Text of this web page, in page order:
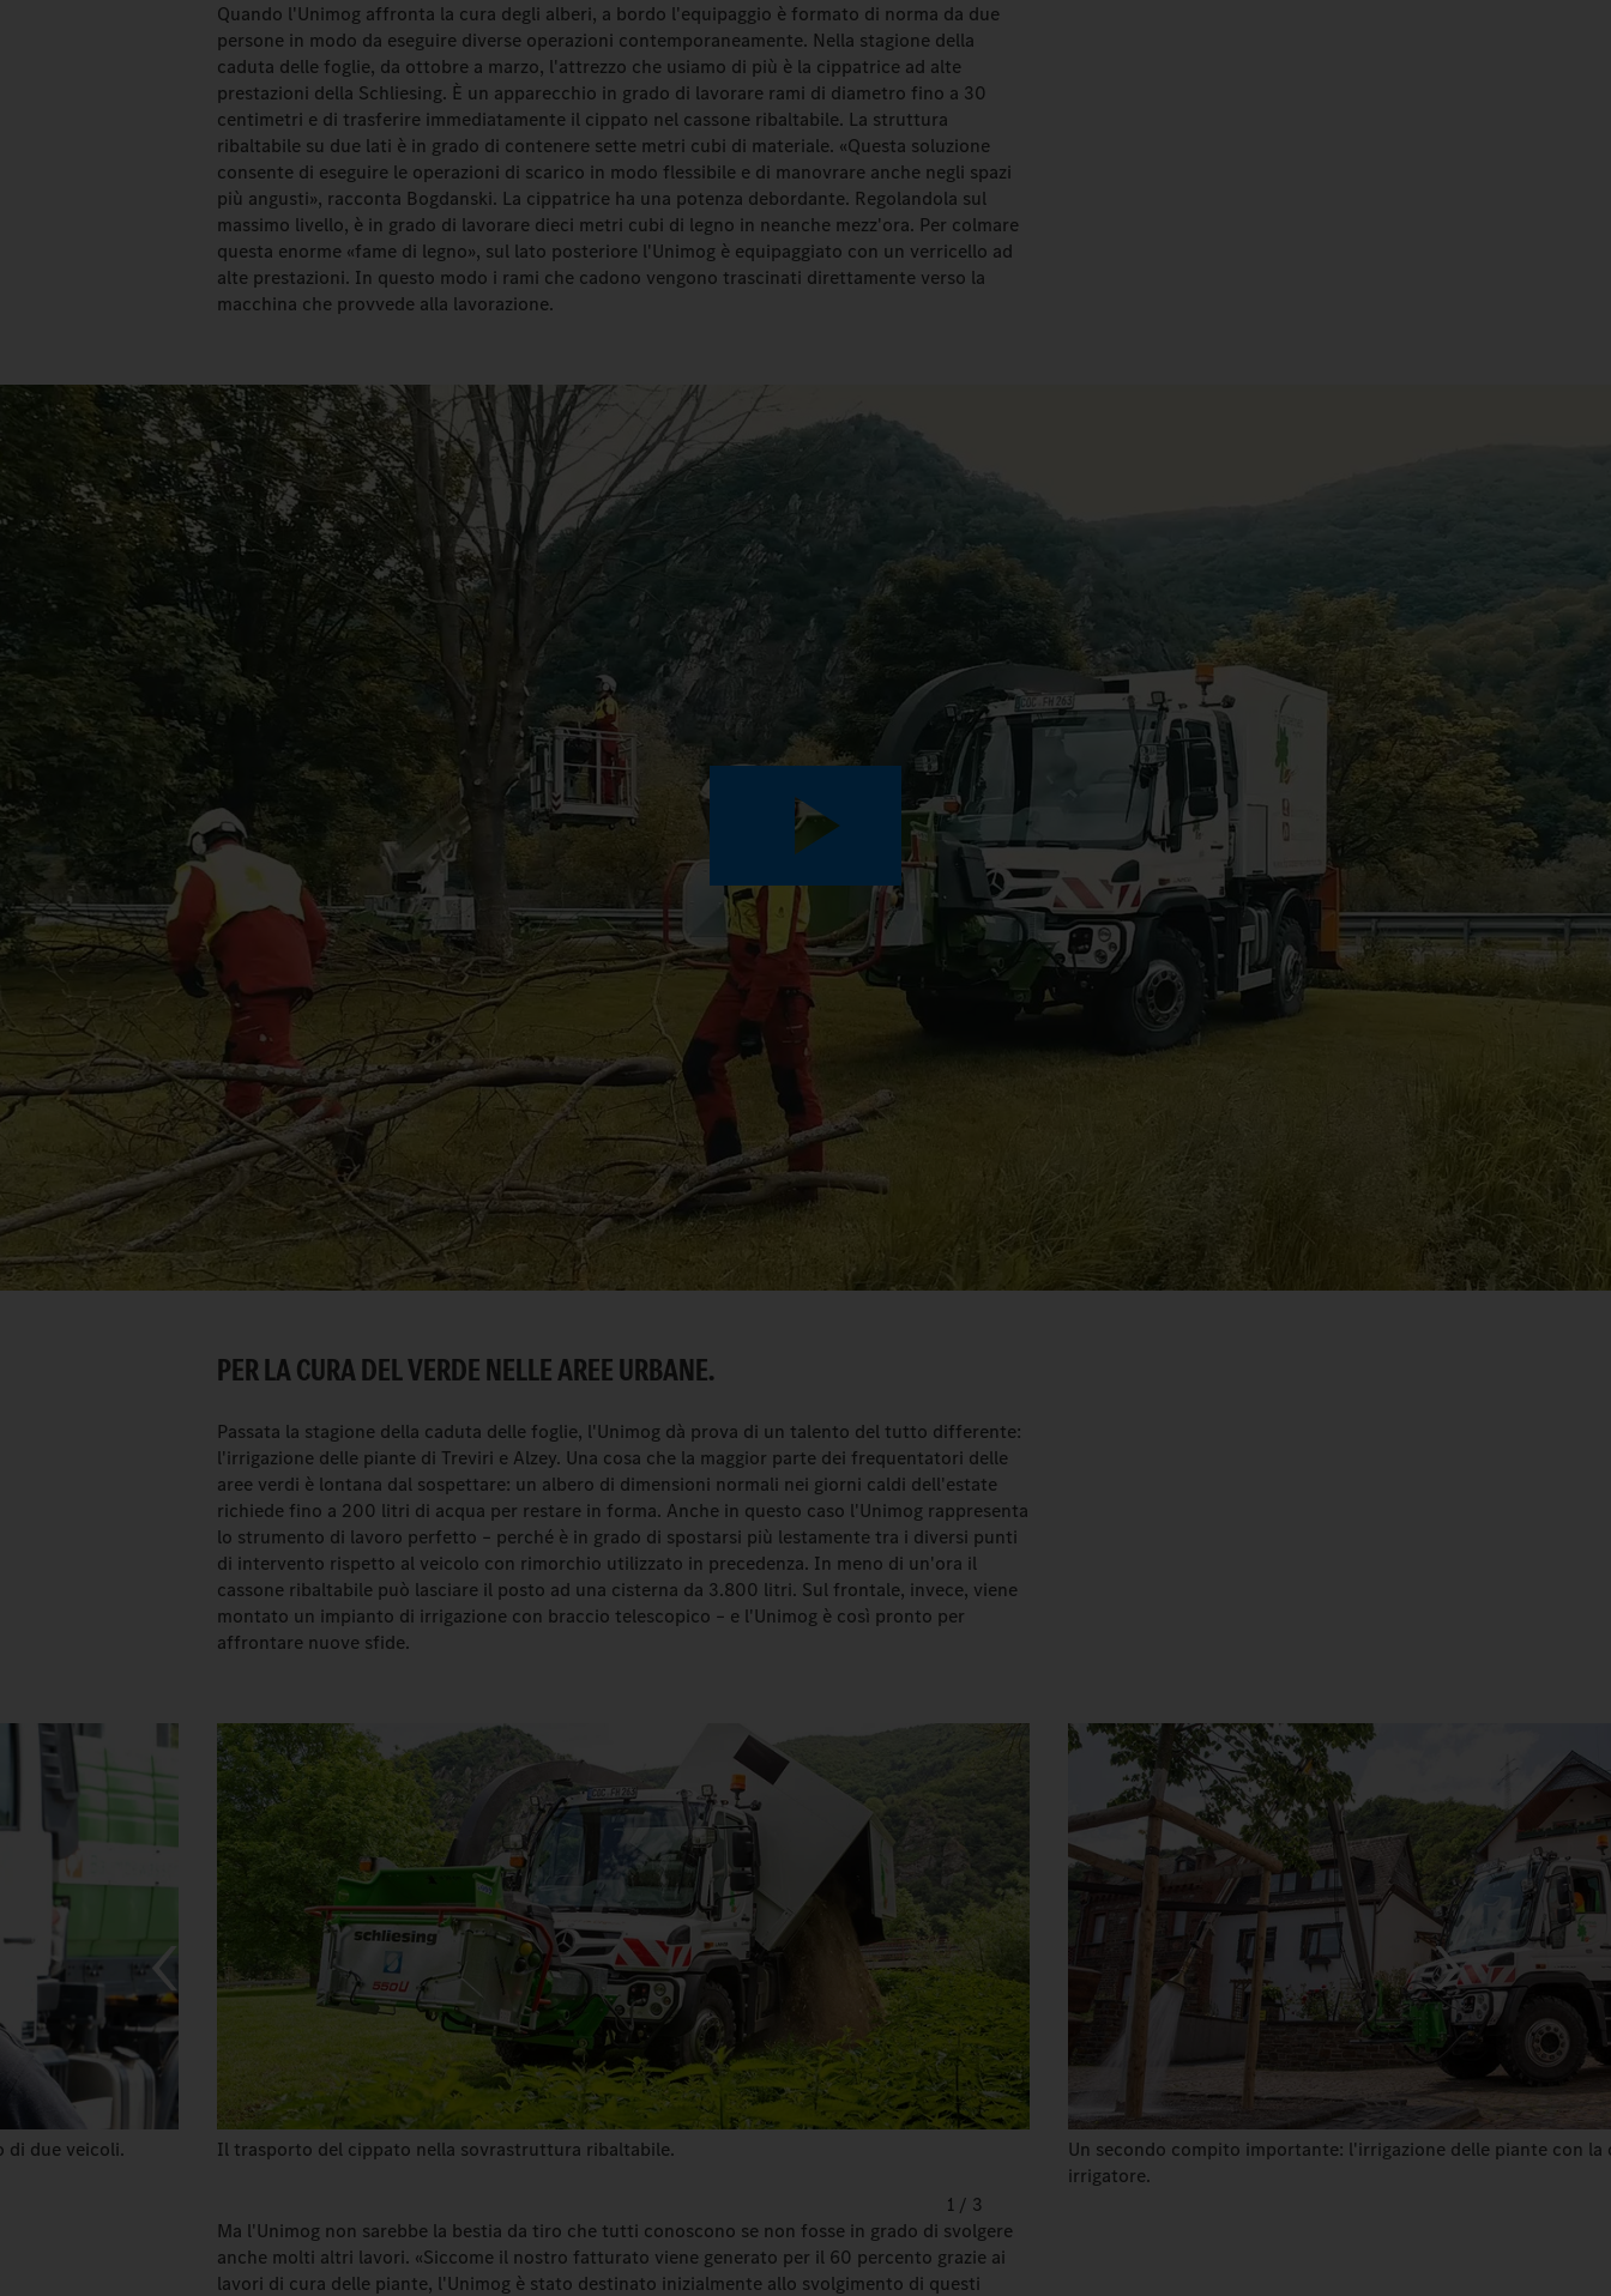
Quando l'Unimog affronta la cura degli alberi, a bordo l'equipaggio è formato di norma da due
persone in modo da eseguire diverse operazioni contemporaneamente. Nella stagione della
caduta delle foglie, da ottobre a marzo, l'attrezzo che usiamo di più è la cippatrice ad alte
prestazioni della Schliesing. È un apparecchio in grado di lavorare rami di diametro fino a 30
centimetri e di trasferire immediatamente il cippato nel cassone ribaltabile. La struttura
ribaltabile su due lati è in grado di contenere sette metri cubi di materiale. «Questa soluzione
consente di eseguire le operazioni di scarico in modo flessibile e di manovrare anche negli spazi
più angusti», racconta Bogdanski. La cippatrice ha una potenza debordante. Regolandola sul
massimo livello, è in grado di lavorare dieci metri cubi di legno in neanche mezz'ora. Per colmare
questa enorme «fame di legno», sul lato posteriore l'Unimog è equipaggiato con un verricello ad
alte prestazioni. In questo modo i rami che cadono vengono trascinati direttamente verso la
macchina che provvede alla lavorazione.
Play
Video
PER LA CURA DEL VERDE NELLE AREE URBANE.
Passata la stagione della caduta delle foglie, l'Unimog dà prova di un talento del tutto differente:
l'irrigazione delle piante di Treviri e Alzey. Una cosa che la maggior parte dei frequentatori delle
aree verdi è lontana dal sospettare: un albero di dimensioni normali nei giorni caldi dell'estate
richiede fino a 200 litri di acqua per restare in forma. Anche in questo caso l'Unimog rappresenta
lo strumento di lavoro perfetto – perché è in grado di spostarsi più lestamente tra i diversi punti
di intervento rispetto al veicolo con rimorchio utilizzato in precedenza. In meno di un'ora il
cassone ribaltabile può lasciare il posto ad una cisterna da 3.800 litri. Sul frontale, invece, viene
montato un impianto di irrigazione con braccio telescopico – e l'Unimog è così pronto per
affrontare nuove sfide.
di due veicoli. Il trasporto del cippato nella sovrastruttura ribaltabile.
Un secondo compito importante: l'irrigazione delle piante con
irrigatore.
1 / 3
Ma l'Unimog non sarebbe la bestia da tiro che tutti conoscono se non fosse in grado di svolgere
anche molti altri lavori. «Siccome il nostro fatturato viene generato per il 60 percento grazie ai
lavori di cura delle piante, l'Unimog è stato destinato inizialmente allo svolgimento di questi